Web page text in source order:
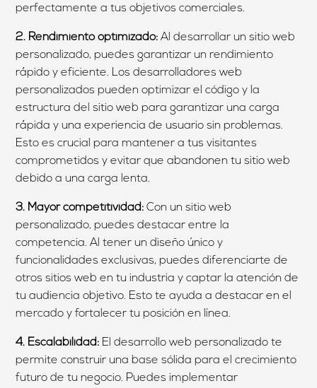
perfectamente a tus objetivos comerciales.
2. Rendimiento optimizado: Al desarrollar un sitio web
personalizado, puedes garantizar un rendimiento
rápido y eficiente. Los desarrolladores web
personalizados pueden optimizar el código y la
estructura del sitio web para garantizar una carga
rápida y una experiencia de usuario sin problemas.
Esto es crucial para mantener a tus visitantes
comprometidos y evitar que abandonen tu sitio web
debido a una carga lenta.
3. Mayor competitividad: Con un sitio web
personalizado, puedes destacar entre la
competencia. Al tener un diseño único y
funcionalidades exclusivas, puedes diferenciarte de
otros sitios web en tu industria y captar la atención de
tu audiencia objetivo. Esto te ayuda a destacar en el
mercado y fortalecer tu posición en línea.
4. Escalabilidad: El desarrollo web personalizado te
permite construir una base sólida para el crecimiento
futuro de tu negocio. Puedes implementar